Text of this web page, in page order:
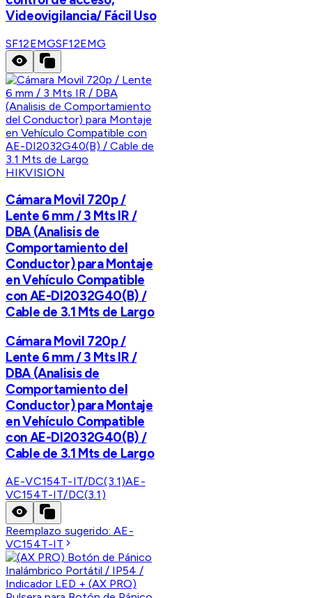
Videovigilancia/ Fácil Uso
SF12EMGSF12EMG
HIKVISION
Cámara Movil 720p /
Lente 6 mm / 3 Mts IR /
DBA (Analisis de
Comportamiento del
Conductor) para Montaje
en Vehículo Compatible
con AE-DI2032G40(B) /
Cable de 3.1 Mts de Largo
Cámara Movil 720p /
Lente 6 mm / 3 Mts IR /
DBA (Analisis de
Comportamiento del
Conductor) para Montaje
en Vehículo Compatible
con AE-DI2032G40(B) /
Cable de 3.1 Mts de Largo
AE-VC154T-IT/DC(3.1)AE-
VC154T-IT/DC(3.1)
Reemplazo sugerido:AE-
VC154T-IT